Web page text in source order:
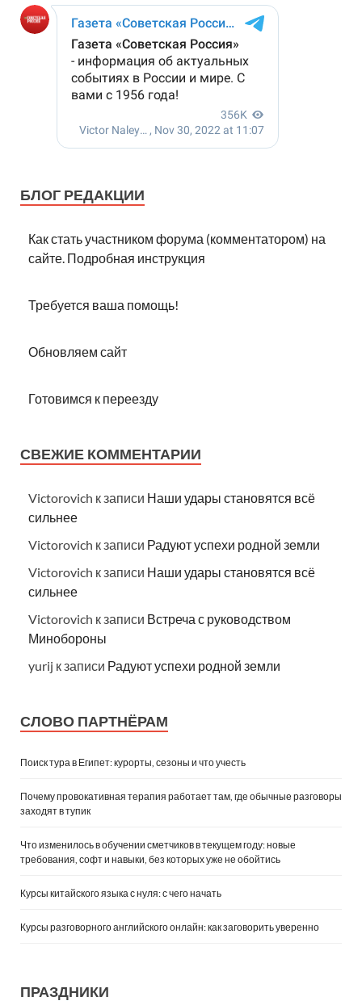
БЛОГ РЕДАКЦИИ
Как стать участником форума (комментатором) на
сайте. Подробная инструкция
Требуется ваша помощь!
Обновляем сайт
Готовимся к переезду
СВЕЖИЕ КОММЕНТАРИИ
Victorovich к записи Наши удары становятся всё
сильнее
Victorovich к записи Радуют успехи родной земли
Victorovich к записи Наши удары становятся всё
сильнее
Victorovich к записи Встреча с руководством
Минобороны
yurij к записи Радуют успехи родной земли
СЛОВО ПАРТНЁРАМ
Поиск тура в Египет: курорты, сезоны и что учесть
Почему провокативная терапия работает там, где обычные разговоры
заходят в тупик
Что изменилось в обучении сметчиков в текущем году: новые
требования, софт и навыки, без которых уже не обойтись
Курсы китайского языка с нуля: с чего начать
Курсы разговорного английского онлайн: как заговорить уверенно
ПРАЗДНИКИ